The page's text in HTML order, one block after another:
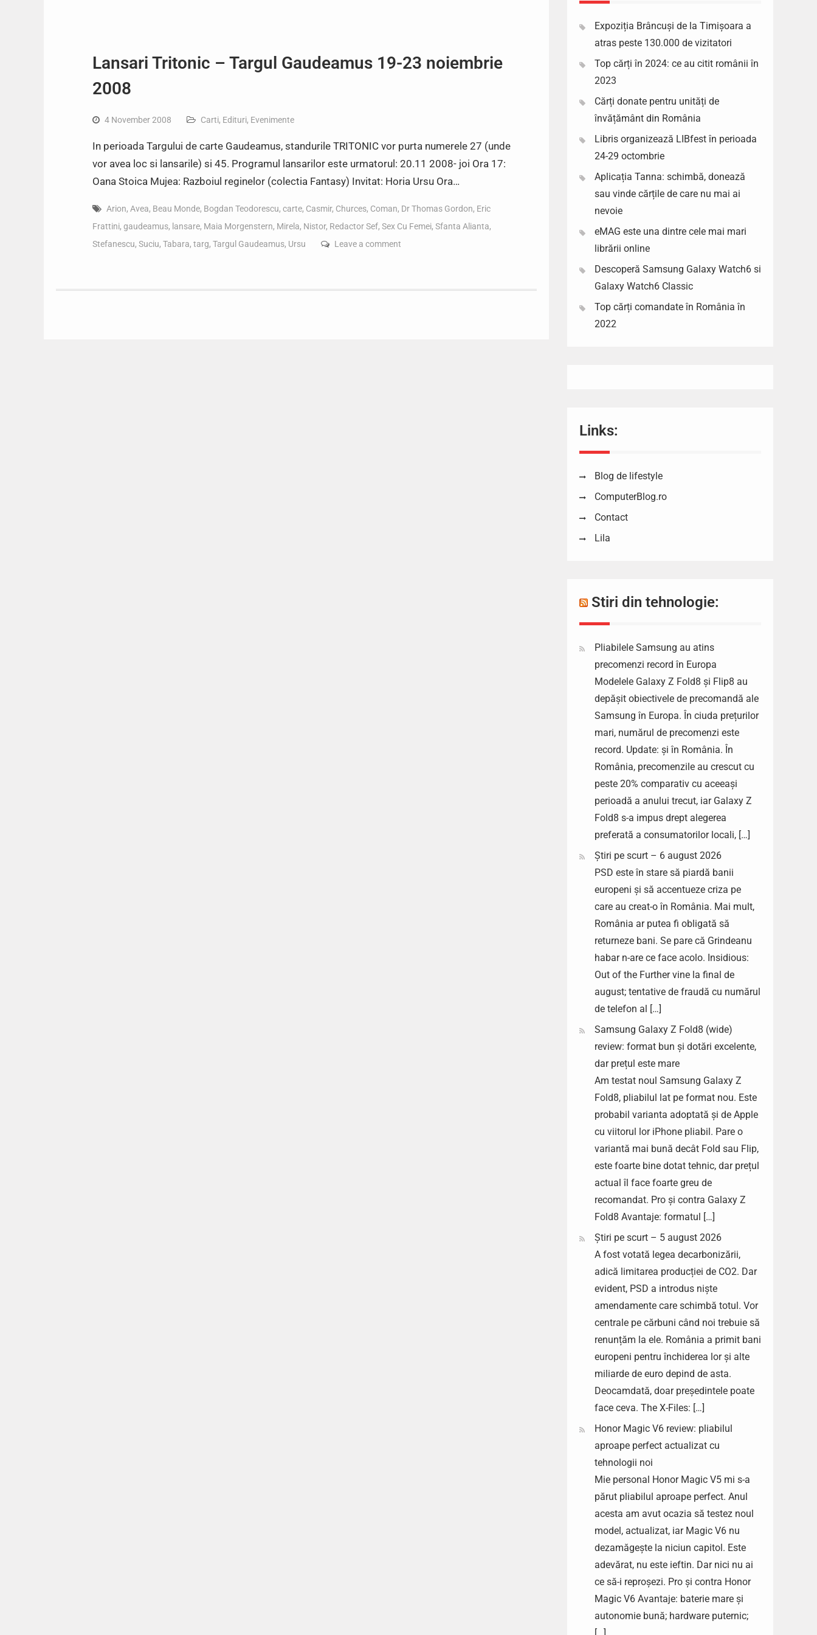
Lansari Tritonic – Targul Gaudeamus 19-23 noiembrie
2008
4 November 2008 Carti, Edituri, Evenimente
In perioada Targului de carte Gaudeamus, standurile TRITONIC vor purta numerele 27 (unde
vor avea loc si lansarile) si 45. Programul lansarilor este urmatorul: 20.11 2008- joi Ora 17:
Oana Stoica Mujea: Razboiul reginelor (colectia Fantasy) Invitat: Horia Ursu Ora…
Arion, Avea, Beau Monde, Bogdan Teodorescu, carte, Casmir, Churces, Coman, Dr Thomas Gordon, Eric
Frattini, gaudeamus, lansare, Maia Morgenstern, Mirela, Nistor, Redactor Sef, Sex Cu Femei, Sfanta Alianta,
Stefanescu, Suciu, Tabara, targ, Targul Gaudeamus, Ursu Leave a comment
Expoziția Brâncuși de la Timișoara a
atras peste 130.000 de vizitatori
Top cărți în 2024: ce au citit românii în
2023
Cărți donate pentru unități de
învățământ din România
Libris organizează LIBfest în perioada
24-29 octombrie
Aplicația Tanna: schimbă, donează
sau vinde cărțile de care nu mai ai
nevoie
eMAG este una dintre cele mai mari
librării online
Descoperă Samsung Galaxy Watch6 si
Galaxy Watch6 Classic
Top cărți comandate în România în
2022
Links:
Blog de lifestyle
ComputerBlog.ro
Contact
Lila
Stiri din tehnologie:
Pliabilele Samsung au atins
precomenzi record în Europa
Modelele Galaxy Z Fold8 și Flip8 au
depășit obiectivele de precomandă ale
Samsung în Europa. În ciuda prețurilor
mari, numărul de precomenzi este
record. Update: și în România. În
România, precomenzile au crescut cu
peste 20% comparativ cu aceeași
perioadă a anului trecut, iar Galaxy Z
Fold8 s-a impus drept alegerea
preferată a consumatorilor locali, […]
Știri pe scurt – 6 august 2026
PSD este în stare să piardă banii
europeni și să accentueze criza pe
care au creat-o în România. Mai mult,
România ar putea fi obligată să
returneze bani. Se pare că Grindeanu
habar n-are ce face acolo. Insidious:
Out of the Further vine la final de
august; tentative de fraudă cu numărul
de telefon al […]
Samsung Galaxy Z Fold8 (wide)
review: format bun și dotări excelente,
dar prețul este mare
Am testat noul Samsung Galaxy Z
Fold8, pliabilul lat pe format nou. Este
probabil varianta adoptată și de Apple
cu viitorul lor iPhone pliabil. Pare o
variantă mai bună decât Fold sau Flip,
este foarte bine dotat tehnic, dar prețul
actual îl face foarte greu de
recomandat. Pro și contra Galaxy Z
Fold8 Avantaje: formatul […]
Știri pe scurt – 5 august 2026
A fost votată legea decarbonizării,
adică limitarea producției de CO2. Dar
evident, PSD a introdus niște
amendamente care schimbă totul. Vor
centrale pe cărbuni când noi trebuie să
renunțăm la ele. România a primit bani
europeni pentru închiderea lor și alte
miliarde de euro depind de asta.
Deocamdată, doar președintele poate
face ceva. The X-Files: […]
Honor Magic V6 review: pliabilul
aproape perfect actualizat cu
tehnologii noi
Mie personal Honor Magic V5 mi s-a
părut pliabilul aproape perfect. Anul
acesta am avut ocazia să testez noul
model, actualizat, iar Magic V6 nu
dezamăgește la niciun capitol. Este
adevărat, nu este ieftin. Dar nici nu ai
ce să-i reproșezi. Pro și contra Honor
Magic V6 Avantaje: baterie mare și
autonomie bună; hardware puternic;